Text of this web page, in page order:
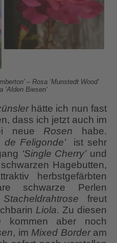
– Rosa ‘Munstedt Wood’
‘Alden Biesen’
hätte ich nun fast
dass ich jetzt auch im
neue Rosen habe.
de Feligonde’
ist sehr
‘Single Cherry’und
Hagebutten,
herbstgefärbten
schwarze Perlen
Stacheldrahtrose freut
Liola. Zu diesen
kommen aber noch
, im Mixed Borderam